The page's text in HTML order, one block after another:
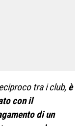
tra i club, è
con il
di un